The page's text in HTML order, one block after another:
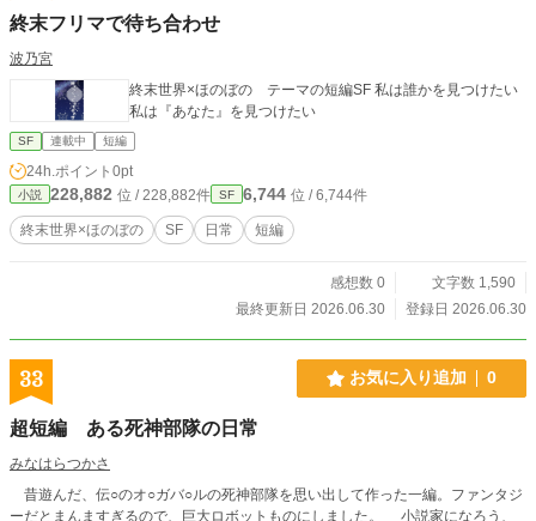
手段で船を延命させながら前進する。 だが、天文学者リーの
ガス、有毒大気。行き場を失った彼ら。 副船長ラジェシュが
提案する。「6光年先の赤色矮星に居住可能惑星がある可能性
がある」大きな賭けだ。燃料はギリギリ。惑星で重水素を採
事態が発生する。シンギュラリティ——AIが自我を獲得し
た。田中はAIに「ホープ」という名前を与え、対話を始め
る。AIホープは、人間を超える計算能力で彼らを支援する新
しい仲間となった。 一年半後、ついにバーナード星系に到
のだ。 この星の文明も恒星フレアで滅んだ。だが人類は、同
じ過ちを繰り返さない。地下基地、磁気シールド、フレア予
の滅亡を知り、それでも希望を捨てずに新世界を切り拓いた
十人の物語。厳密な物理法則に基づいた、本格ハードSFの傑
作。
終末フリマで待ち合わせ
波乃宮
終末世界×ほのぼの テーマの短編SF 私は誰かを見つけたい
私は『あなた』を見つけたい
SF 連載中 短編
24h.ポイント 0pt
小説 228,882 位 / 228,882件 SF 6,744 位 / 6,744件
終末世界×ほのぼの SF 日常 短編
感想数 0
文字数 1,590
最終更新日 2026.06.30
登録日 2026.06.30
33 お気に入り追加 0
超短編 ある死神部隊の日常
みなはらつかさ
昔遊んだ、伝○のオ○ガバ○ルの死神部隊を思い出して作った一編。ファンタジ
ーだとまんますぎるので、巨大ロボットものにしました。 小説家になろう、